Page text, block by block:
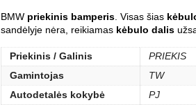
BMW priekinis bamperis . Visas šias
sandėlyje nėra, reikiamas kėbulo dalis
Priekinis / Galinis
PRIEKIS
Gamintojas
TW
Autodetalės kokybė
PJ